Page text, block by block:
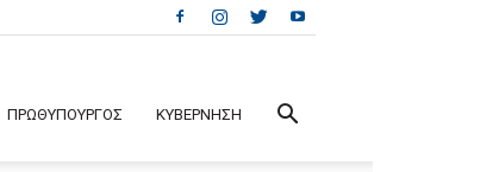
ΠΡΩΘΥΠΟΥΡΓΟΣ ΚΥΒΕΡΝΗΣΗ